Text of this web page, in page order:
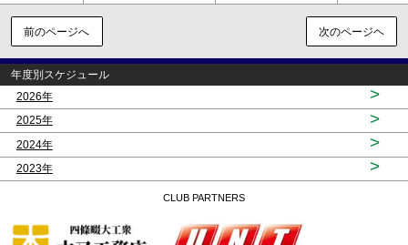
前のページへ 次のページヘ
年度別スケジュール
2026年
>
2025年 >
2024年 >
2023年 >
CLUB PARTNERS